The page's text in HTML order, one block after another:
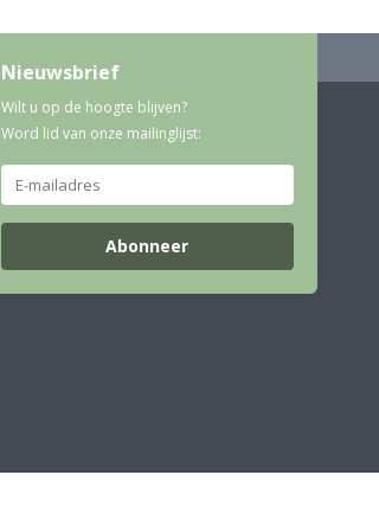
Nieuwsbrief
Wilt u op de hoogte blijven?
Word lid van onze mailinglijst:
Abonneer